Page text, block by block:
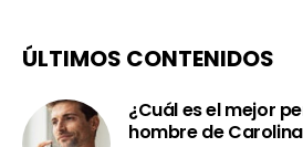
ÚLTIMOS CONTENIDOS
¿Cuál es el mejor
hombre de